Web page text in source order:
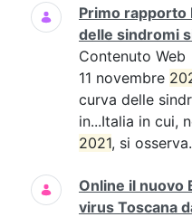
Primo rapporto
delle sindromi
Contenuto Web
11 novembre
curva delle
in...Italia in cui,
2021, si
Online il nuovo
virus Toscana